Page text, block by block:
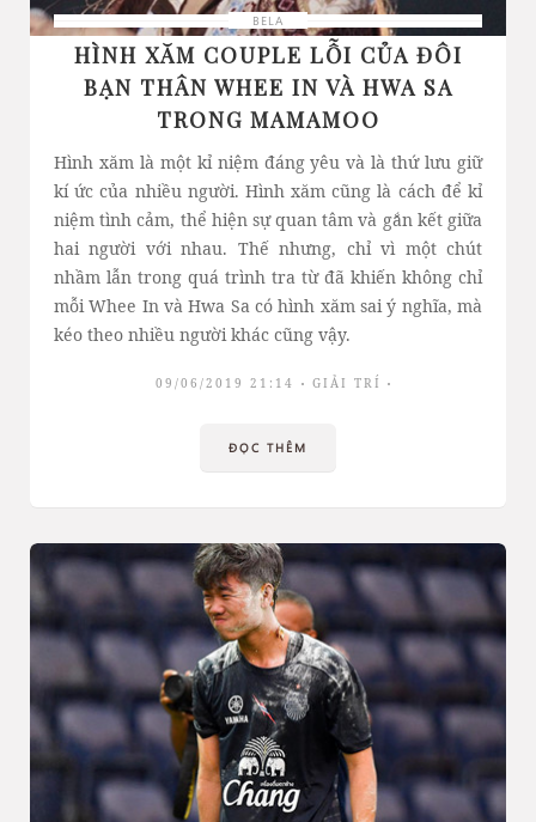
BELA
HÌNH XĂM COUPLE LỖI CỦA ĐÔI
BẠN THÂN WHEE IN VÀ HWA SA
TRONG MAMAMOO
Hình xăm là một kỉ niệm đáng yêu và là thứ lưu giữ
kí ức của nhiều người. Hình xăm cũng là cách để kỉ
niệm tình cảm, thể hiện sự quan tâm và gắn kết giữa
hai người với nhau. Thế nhưng, chỉ vì một chút
nhầm lẫn trong quá trình tra từ đã khiến không chỉ
mỗi Whee In và Hwa Sa có hình xăm sai ý nghĩa, mà
kéo theo nhiều người khác cũng vậy.
09/06/2019 21:14 GIẢI TRÍ
ĐỌC THÊM